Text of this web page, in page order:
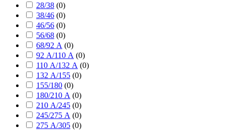
28/38 (0)
38/46 (0)
46/56 (0)
56/68 (0)
68/92 А (0)
92 А/110 А (0)
110 А/132 А (0)
132 А/155 (0)
155/180 (0)
180/210 А (0)
210 А/245 (0)
245/275 А (0)
275 А/305 (0)